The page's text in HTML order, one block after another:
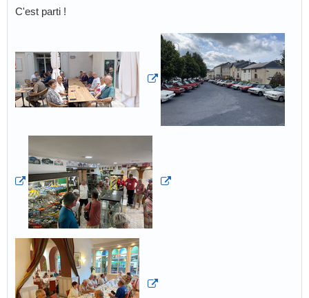
C'est parti !